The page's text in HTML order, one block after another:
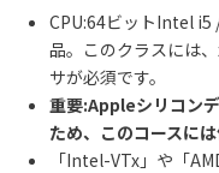
CPU:64ビットIntel i5
品。このクラスには、
サが必須です。
重要:Appleシリコン
ため、このコースには
「Intel-VTx 」や「